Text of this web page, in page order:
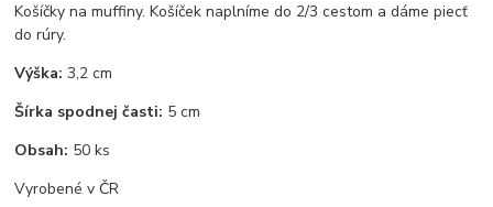
Košíčky na muffiny. Košíček naplníme do 2/3 cestom a dáme piecť
do rúry.
Výška: 3,2 cm
Šírka spodnej časti: 5 cm
Obsah: 50 ks
Vyrobené v ČR